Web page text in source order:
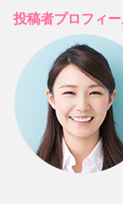
投稿者プロフィ